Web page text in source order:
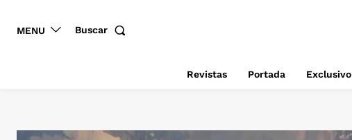
MENU Buscar
Revistas Portada Exclusivo